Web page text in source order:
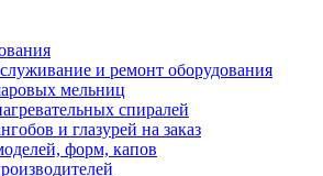
и ремонт оборудования
мельниц
спиралей
и глазурей на заказ
форм, капов